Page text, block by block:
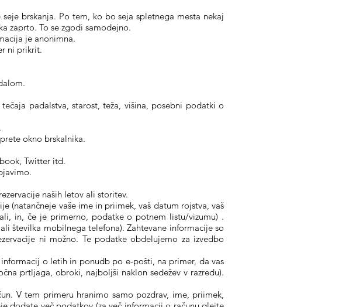
brskanja. Po tem, ko bo seja spletnega mesta nekaj
zaprto. To se zgodi samodejno.
je anonimna.
ni prikrit.
padalstva, starost, teža, višina, posebni podatki o
okno brskalnika.
Twitter itd.
naših letov ali storitev.
(natančneje vaše ime in priimek, vaš datum rojstva, vaš
in, če je primerno, podatke o potnem listu/vizumu) .
številka mobilnega telefona). Zahtevane informacije so
ni možno. Te podatke obdelujemo za izvedbo
o letih in ponudb po e-pošti, na primer, da vas
prtljaga, obroki, najboljši naklon sedežev v razredu).
V tem primeru hranimo samo pozdrav, ime, priimek,